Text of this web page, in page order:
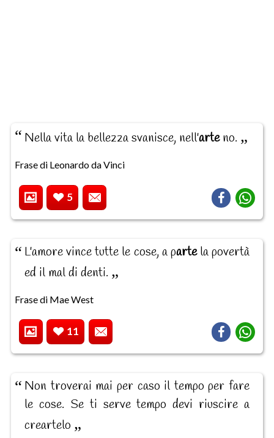
Nella vita la bellezza svanisce, nell'arteno.
Frase di Leonardo da Vinci
5
L'amore vince tutte le cose, a partela povertà
ed il mal di denti.
Frase di Mae West
11
Non troverai mai per caso il tempo per fare
le cose. Se ti serve tempo devi riuscire a
creartelo